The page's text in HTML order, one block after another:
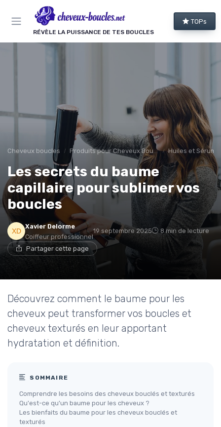
RÉVÈLE LA PUISSANCE DE TES BOUCLES
TOPs
Cheveux boucles Produits pour Cheveux Bouclés et Texturés Huiles et Sérums
Les secrets du baume
capillaire pour sublimer vos
boucles
Xavier Delorme
Coiffeur professionnel
19 septembre 2025 8 min de lecture
Partager cette page
Découvrez comment le baume pour les
cheveux peut transformer vos boucles et
cheveux texturés en leur apportant
hydratation et définition.
SOMMAIRE
Comprendre les besoins des cheveux bouclés et texturés
Qu'est-ce qu'un baume pour les cheveux ?
Les bienfaits du baume pour les cheveux bouclés et
texturés
Panneau de gestion des cookies